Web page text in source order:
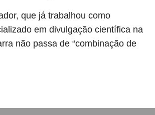
que já trabalhou como
em divulgação científica na
não passa de “combinação de